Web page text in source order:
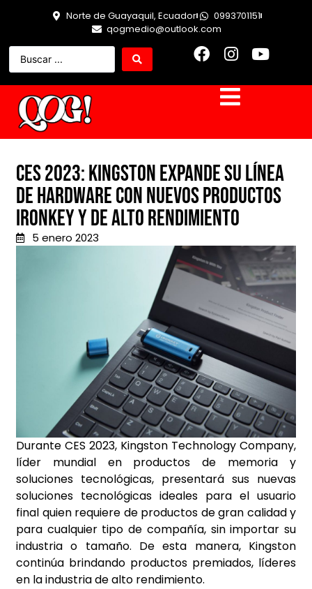
Norte de Guayaquil, Ecuador
0993701151
qogmedio@outlook.com
CES 2023: Kingston expande su línea
de hardware con nuevos productos
IronKey y de alto rendimiento
5 enero 2023
Durante CES 2023, Kingston Technology Company,
líder mundial en productos de memoria y
soluciones tecnológicas, presentará sus nuevas
soluciones tecnológicas ideales para el usuario
final quien requiere de productos de gran calidad y
para cualquier tipo de compañía, sin importar su
industria o tamaño. De esta manera, Kingston
continúa brindando productos premiados, líderes
en la industria de alto rendimiento.